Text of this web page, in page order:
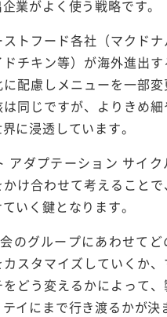
業がよく使う戦略です。
トフード各社（マクド
チキン等）が海外進出
配慮しメニューを一部変
同じですが、よりきめ
に浸透しています。
アダプテーション サイク
け合わせて考えることで
いく鍵となります。
のグループにあわせてど
スタマイズしていくか、
どう変えるかによって
イにまで行き渡るかが決